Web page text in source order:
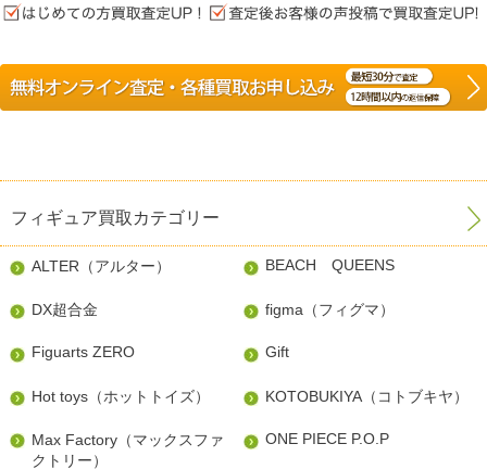
フィギュア買取カテゴリー
ALTER（アルター） BEACH QUEENS
DX超合金 figma（フィグマ）
Figuarts ZERO Gift
Hot toys（ホットトイズ） KOTOBUKIYA（コトブキヤ）
Max Factory（マックスファ
クトリー）
ONE PIECE P.O.P